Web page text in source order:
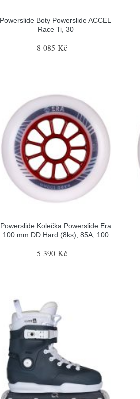
Powerslide Boty Powerslide ACCEL
Race Ti, 30
8 085 Kč
Powerslide Kolečka Powerslide Era
100 mm DD Hard (8ks), 85A, 100
5 390 Kč